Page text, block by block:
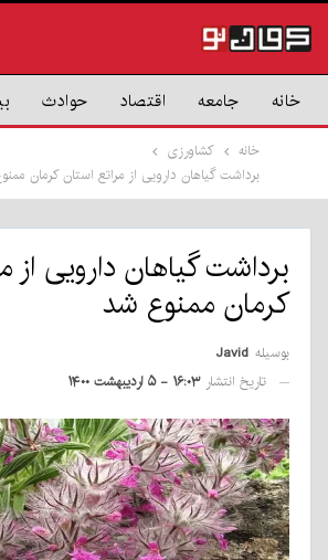
خانه جامعه اقتصاد حوادث
خانه
کشاورزی
برداشت گیاهان دارویی از مراتع استان کرمان
برداشت گیاهان دارویی از
کرمان ممنوع شد
بوسیله Javid
تاریخ انتشار ۱۶:۰۳ - ۵ اردیبهشت ۱۴۰۰